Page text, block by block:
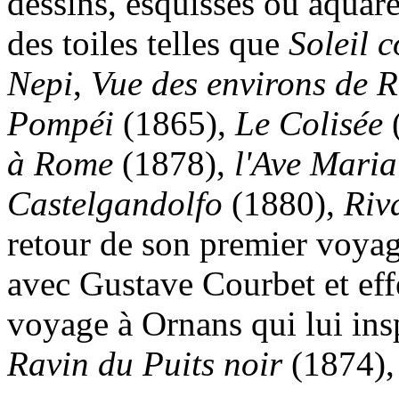
des toiles telles que Soleil
Nepi, Vue des environs de
Pompéi (1865), Le Colisée
à Rome (1878), l'Ave
Castelgandolfo (1880),
retour de son premier
avec Gustave Courbet et
voyage à Ornans qui lui
Ravin du Puits noir